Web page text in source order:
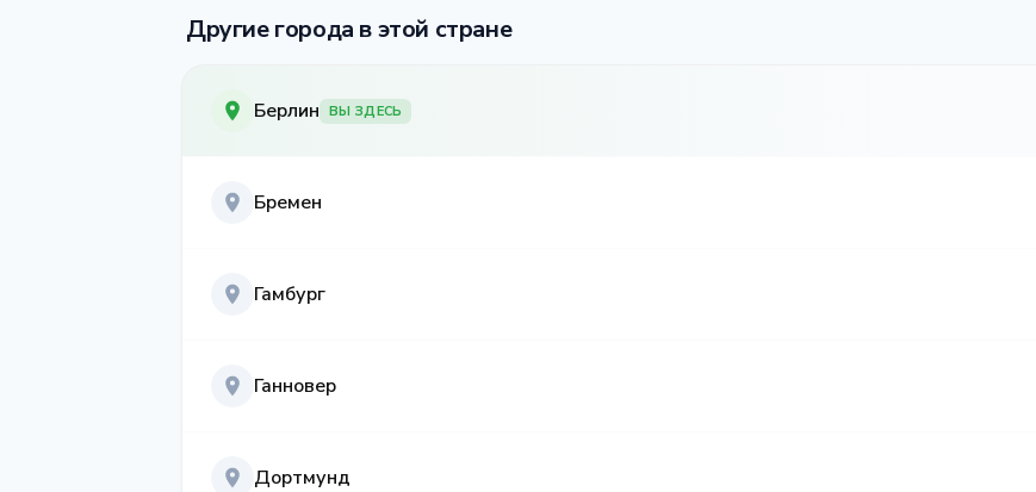
Другие города в этой стране
Берлин ВЫ ЗДЕСЬ
Бремен
Гамбург
Ганновер
Дортмунд